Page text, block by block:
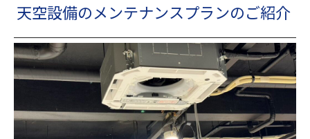
天空設備のメンテナンスプランのご紹介